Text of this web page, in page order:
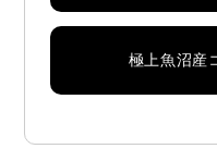
極上魚沼産